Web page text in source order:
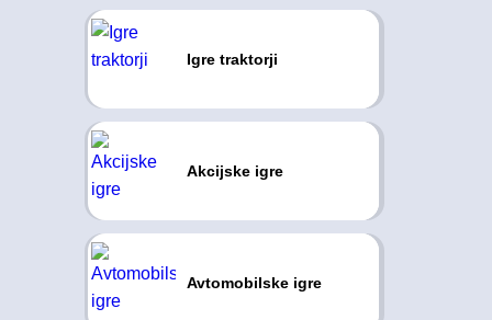
Igre traktorji
Akcijske igre
Avtomobilske igre